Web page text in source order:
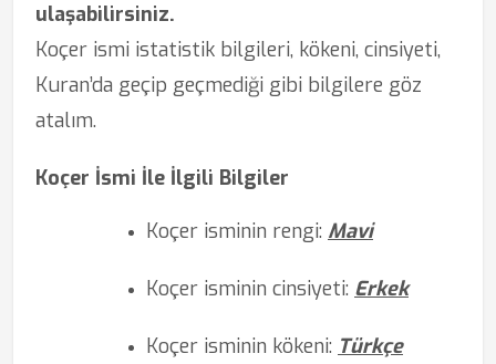
ulaşabilirsiniz.
Koçer ismi istatistik bilgileri, kökeni, cinsiyeti,
Kuran’da geçip geçmediği gibi bilgilere göz
atalım.
Koçer İsmi İle İlgili Bilgiler
Koçer isminin rengi: Mavi
Koçer isminin cinsiyeti: Erkek
Koçer isminin kökeni: Türkçe